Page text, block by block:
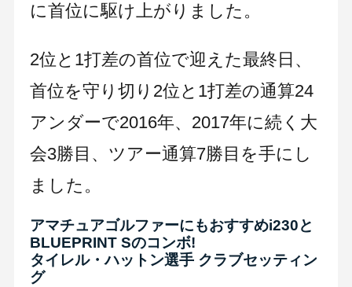
に首位に駆け上がりました。
2位と1打差の首位で迎えた最終日、
首位を守り切り2位と1打差の通算24
アンダーで2016年、2017年に続く大
会3勝目、ツアー通算7勝目を手にし
ました。
アマチュアゴルファーにもおすすめi230と
BLUEPRINT Sのコンボ!
タイレル・ハットン選手 クラブセッティン
グ